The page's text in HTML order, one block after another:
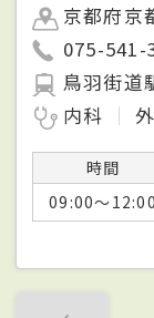
京都府京
075-541-
鳥羽街道
内科
時間
09:00～12:00